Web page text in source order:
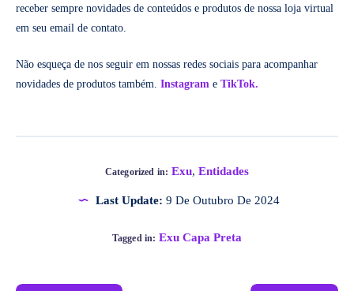
receber sempre novidades de conteúdos e produtos de nossa loja virtual
em seu email de contato.
Não esqueça de nos seguir em nossas redes sociais para acompanhar
novidades de produtos também. Instagram e TikTok.
Categorized in: Exu,Entidades
Last Update: 9 De Outubro De 2024
Tagged in: Exu Capa Preta